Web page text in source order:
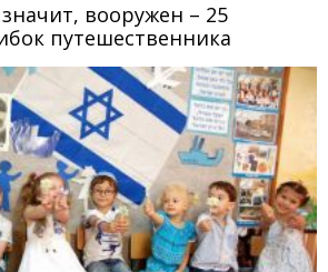
вооружен – 25
путешественника